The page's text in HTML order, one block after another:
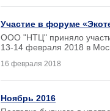
Участие в форуме
ООО "НТЦ" приняло
13-14 февраля 2018 в
16 февраля 2018
Ноябрь 2016